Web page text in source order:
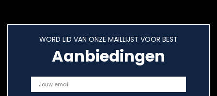
WORD LID VAN ONZE MAILLIJST VOOR BEST
Aanbiedingen